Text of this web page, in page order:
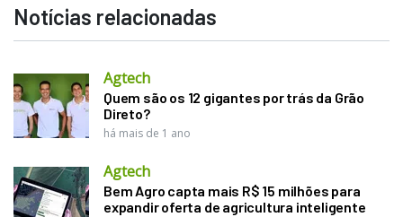
Notícias relacionadas
Agtech
Quem são os 12 gigantes por trás da Grão
Direto?
há mais de 1 ano
Agtech
Bem Agro capta mais R$ 15 milhões para
expandir oferta de agricultura inteligente